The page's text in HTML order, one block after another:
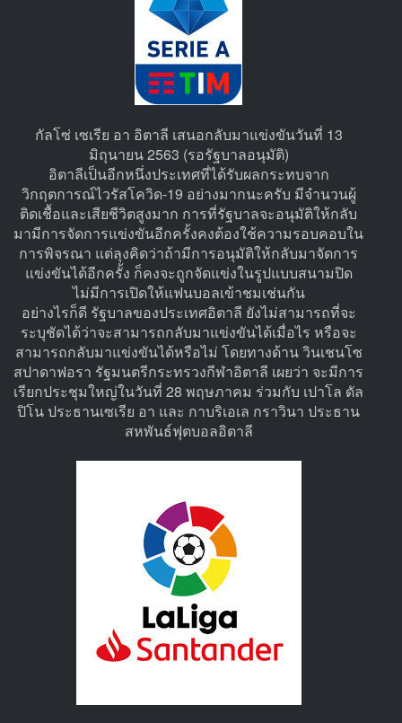
กัลโซ่ เซเรีย อา อิตาลี เสนอกลับมาแข่งขันวันที่ 13
มิถุนายน 2563 (รอรัฐบาลอนุมัติ)
อิตาลีเป็นอีกหนึ่งประเทศที่ได้รับผลกระทบจาก
วิกฤตการณ์ไวรัสโควิด-19 อย่างมากนะครับ มีจำนวนผู้
ติดเชื้อและเสียชีวิตสูงมาก การที่รัฐบาลจะอนุมัติให้กลับ
มามีการจัดการแข่งขันอีกครั้งคงต้องใช้ความรอบคอบใน
การพิจรณา แต่ลุงคิดว่าถ้ามีการอนุมัติให้กลับมาจัดการ
แข่งขันได้อีกครั้ง ก็คงจะถูกจัดแข่งในรูปแบบสนามปิด
ไม่มีการเปิดให้แฟนบอลเข้าชมเช่นกัน
อย่างไรก็ดี รัฐบาลของประเทศอิตาลี ยังไม่สามารถที่จะ
ระบุชัดได้ว่าจะสามารถกลับมาแข่งขันได้เมื่อไร หรือจะ
สามารถกลับมาแข่งขันได้หรือไม่ โดยทางด้าน วินเชนโซ
สปาดาฟอรา รัฐมนตรีกระทรวงกีฬาอิตาลี เผยว่า จะมีการ
เรียกประชุมใหญ่ในวันที่ 28 พฤษภาคม ร่วมกับ เปาโล ดัล
ปิโน ประธานเซเรีย อา และ กาบริเอเล กราวินา ประธาน
สหพันธ์ฟุตบอลอิตาลี